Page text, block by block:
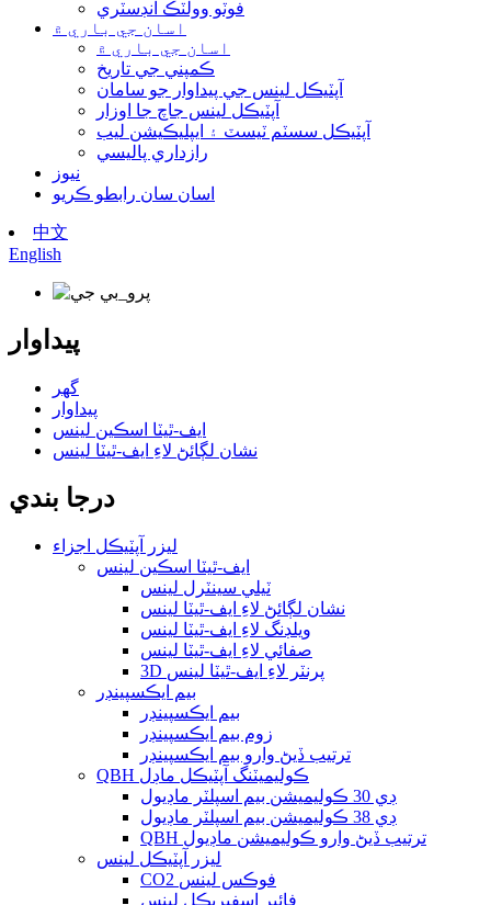
فوٽو وولٽڪ انڊسٽري
اسان جي باري ۾
اسان جي باري ۾
ڪمپني جي تاريخ
آپٽيڪل لينس جي پيداوار جو سامان
آپٽيڪل لينس جاچ جا اوزار
آپٽيڪل سسٽم ٽيسٽ ۽ ايپليڪيشن ليب
رازداري پاليسي
نيوز
اسان سان رابطو ڪريو
中文
English
پيداوار
گھر
پيداوار
ايف-ٿيٽا اسڪين لينس
نشان لڳائڻ لاءِ ايف-ٿيٽا لينس
درجا بندي
ليزر آپٽيڪل اجزاء
ايف-ٿيٽا اسڪين لينس
ٽيلي سينٽرل لينس
نشان لڳائڻ لاءِ ايف-ٿيٽا لينس
ويلڊنگ لاءِ ايف-ٿيٽا لينس
صفائي لاءِ ايف-ٿيٽا لينس
3D پرنٽر لاءِ ايف-ٿيٽا لينس
بيم ايڪسپينڊر
بيم ايڪسپينڊر
زوم بيم ايڪسپينڊر
ترتيب ڏيڻ وارو بيم ايڪسپينڊر
QBH ڪوليميٽنگ آپٽيڪل ماڊل
ڊي 30 ڪوليميشن بيم اسپلٽر ماڊيول
ڊي 38 ڪوليميشن بيم اسپلٽر ماڊيول
QBH ترتيب ڏيڻ وارو ڪوليميشن ماڊيول
ليزر آپٽيڪل لينس
CO2 فوڪس لينس
فائبر اسفيريڪل لينس